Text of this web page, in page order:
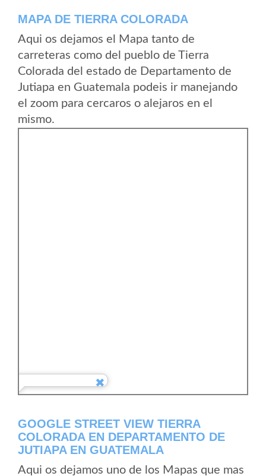
MAPA DE TIERRA COLORADA
Aqui os dejamos el Mapa tanto de
carreteras como del pueblo de Tierra
Colorada del estado de Departamento de
Jutiapa en Guatemala podeis ir manejando
el zoom para cercaros o alejaros en el
mismo.
GOOGLE STREET VIEW TIERRA
COLORADA EN DEPARTAMENTO DE
JUTIAPA EN GUATEMALA
Aqui os dejamos uno de los Mapas que mas